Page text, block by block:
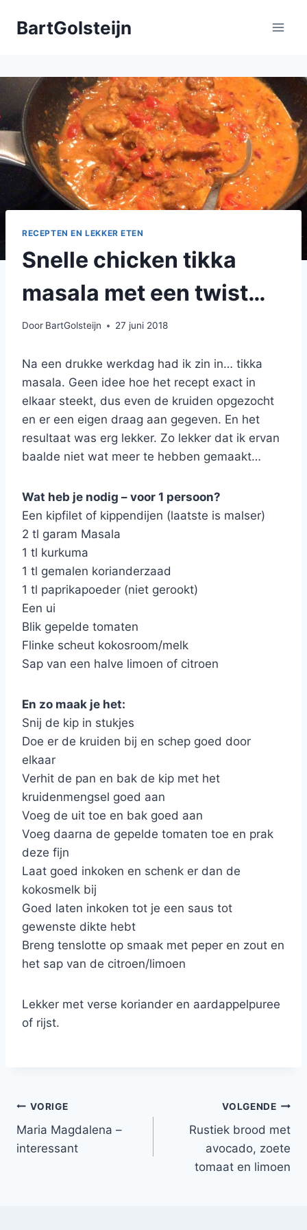
naarBartGolsteijn
RECEPTEN EN LEKKER ETEN
Snelle chicken tikka
masala met een twist…
Door BartGolsteijn 27 juni 2018
Na een drukke werkdag had ik zin in… tikka
masala. Geen idee hoe het recept exact in
elkaar steekt, dus even de kruiden opgezocht
en er een eigen draag aan gegeven. En het
resultaat was erg lekker. Zo lekker dat ik ervan
baalde niet wat meer te hebben gemaakt…
Wat heb je nodig – voor 1 persoon?
Een kipfilet of kippendijen (laatste is malser)
2 tl garam Masala
1 tl kurkuma
1 tl gemalen korianderzaad
1 tl paprikapoeder (niet gerookt)
Een ui
Blik gepelde tomaten
Flinke scheut kokosroom/melk
Sap van een halve limoen of citroen
En zo maak je het:
Snij de kip in stukjes
Doe er de kruiden bij en schep goed door
elkaar
Verhit de pan en bak de kip met het
kruidenmengsel goed aan
Voeg de uit toe en bak goed aan
Voeg daarna de gepelde tomaten toe en prak
deze fijn
Laat goed inkoken en schenk er dan de
kokosmelk bij
Goed laten inkoken tot je een saus tot
gewenste dikte hebt
Breng tenslotte op smaak met peper en zout en
het sap van de citroen/limoen
Lekker met verse koriander en aardappelpuree
of rijst.
Bericht
navigatie
VORIGE
Maria Magdalena –
interessant
VOLGENDE
Rustiek brood met
avocado, zoete
tomaat en limoen